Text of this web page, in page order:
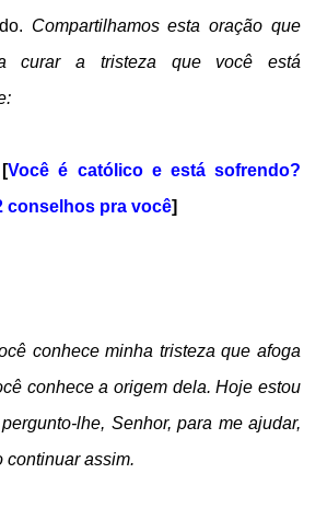
Compartilhamos esta oração que
curar a tristeza que você está
[Você é católico e está sofrendo?
conselhos pra você]
conhece minha tristeza que afoga
conhece a origem dela. Hoje estou
lhe, Senhor, para me ajudar,
continuar assim.